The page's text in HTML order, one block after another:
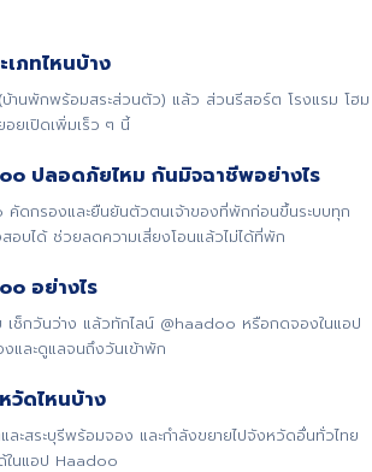
ภทไหนบ้าง
านพักพร้อมสระส่วนตัว) แล้ว ส่วนรีสอร์ต โรงแรม โฮม
อยเปิดเพิ่มเร็ว ๆ นี้
ปลอดภัยไหม กันมิจฉาชีพอย่างไร
ดกรองและยืนยันตัวตนเจ้าของที่พักก่อนขึ้นระบบทุก
อบได้ ช่วยลดความเสี่ยงโอนแล้วไม่ได้ที่พัก
อย่างไร
เช็กวันว่าง แล้วทักไลน์ @haadoo หรือกดจองในแอป
และดูแลจนถึงวันเข้าพัก
ดไหนบ้าง
ะสระบุรีพร้อมจอง และกำลังขยายไปจังหวัดอื่นทั่วไทย
ในแอป Haadoo